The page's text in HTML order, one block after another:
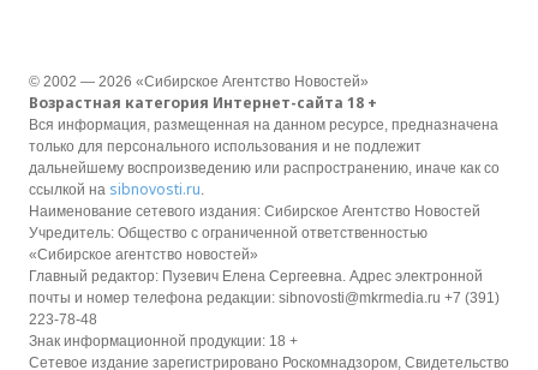
© 2002 — 2026 «Сибирское Агентство Новостей»
Возрастная категория Интернет-сайта 18 +
Вся информация, размещенная на данном ресурсе, предназначена
только для персонального использования и не подлежит
дальнейшему воспроизведению или распространению, иначе как со
ссылкой на sibnovosti.ru
Наименование сетевого издания: Сибирское Агентство Новостей
Учредитель: Общество с ограниченной ответственностью
«Сибирское агентство новостей»
Главный редактор: Пузевич Елена Сергеевна. Адрес электронной
почты и номер телефона редакции: sibnovosti@mkrmedia.ru +7 (391)
223-78-48
Знак информационной продукции: 18 +
Сетевое издание зарегистрировано Роскомнадзором, Свидетельство